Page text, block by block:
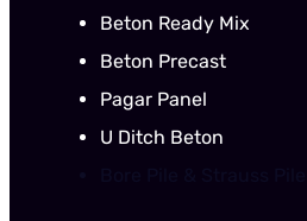
Beton Ready Mix
Beton Precast
Pagar Panel
U Ditch Beton